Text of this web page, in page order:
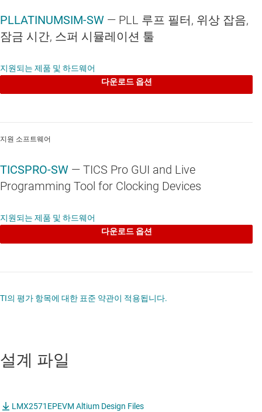
PLLATINUMSIM-SW — PLL 루프 필터, 위상 잡음,
잠금 시간, 스퍼 시뮬레이션 툴
지원되는 제품 및 하드웨어
다운로드 옵션
지원 소프트웨어
TICSPRO-SW — TICS Pro GUI and Live
Programming Tool for Clocking Devices
지원되는 제품 및 하드웨어
다운로드 옵션
TI의 평가 항목에 대한 표준 약관이 적용됩니다.
설계 파일
LMX2571EPEVM Altium Design Files